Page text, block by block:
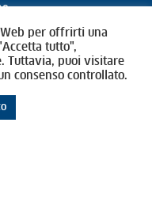
per offrirti una
tutto",
Tuttavia, puoi visitare
consenso controllato.